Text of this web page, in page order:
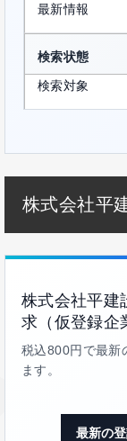
最新情報
検索状態
検索対象
株式会社平
株式会社平建
求（仮登録企
税込800円で最新
ます。
最新の